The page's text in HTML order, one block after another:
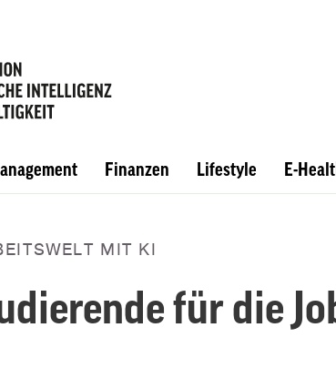
Finanzen Lifestyle E-
MIT KI
für die